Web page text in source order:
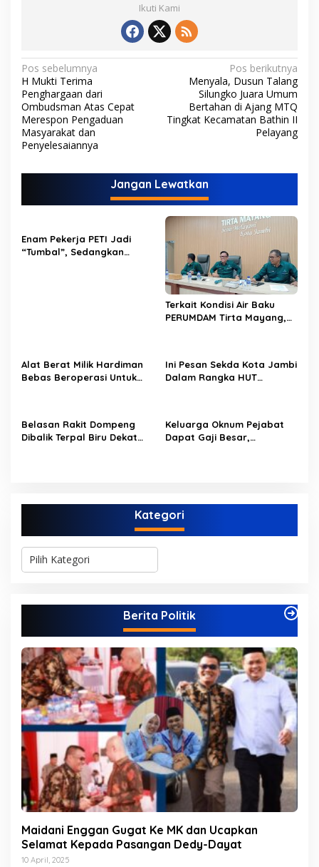
Ikuti Kami
N
a
v
i
g
a
i
p
o
Pos sebelumnya
H Mukti Terima
Penghargaan dari
Ombudsman Atas Cepat
Merespon Pengaduan
Masyarakat dan
Penyelesaiannya
Pos berikutnya
Menyala, Dusun Talang
Silungko Juara Umum
Bertahan di Ajang MTQ
Tingkat Kecamatan Bathin II
Pelayang
Jangan Lewatkan
Enam Pekerja PETI Jadi
“Tumbal”, Sedangkan
Terkait Kondisi Air Baku
PERUMDAM Tirta Mayang,
Alat Berat Milik Hardiman
Bebas Beroperasi Untuk
Ini Pesan Sekda Kota Jambi
Dalam Rangka HUT
Belasan Rakit Dompeng
Dibalik Terpal Biru Dekat
Keluarga Oknum Pejabat
Dapat Gaji Besar,
Kategori
K
g
Berita Politik
Maidani Enggan Gugat Ke MK dan Ucapkan
Selamat Kepada Pasangan Dedy-Dayat
10 April, 2025